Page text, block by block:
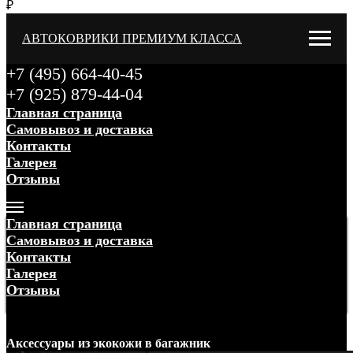
₽
АВТОКОВРИКИ ПРЕМИУМ КЛАССА
+7 (495) 664-40-45
+7 (925) 879-44-04
Главная страница
Самовывоз и доставка
Контакты
Галерея
Отзывы
Главная страница
Самовывоз и доставка
Контакты
Галерея
Отзывы
Аксессуары из экокожи в багажник